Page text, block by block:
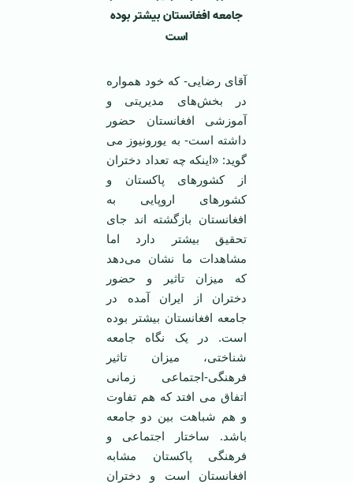
جامعه افغانستان بیشتر بوده
است
آقای رضایی- که خود همواره
در بخش‌های مدیریتی و
آموزشی افغانستان حضور
داشته است- به یورونیوز می
گوید: «اینکه چه تعداد دختران
از کشورهای پاکستان و
کشورهای اروپایی به
افغانستان بازگشته اند جای
تحقیق بیشتر دارد اما
مشاهدات ما نشان می‌دهد
که میزان تاثیر و حضور
دختران از ایران آمده در
جامعه افغانستان بیشتر بوده
است. در یک نگاه جامعه
شناختی، میزان تاثیر
فرهنگی-اجتماعی زمانی
اتفاق می افتد که هم تفاوت
و هم شباهت بین دو جامعه
باشد. ساختار اجتماعی و
فرهنگی پاکستان مشابه
افغانستان است و دختران